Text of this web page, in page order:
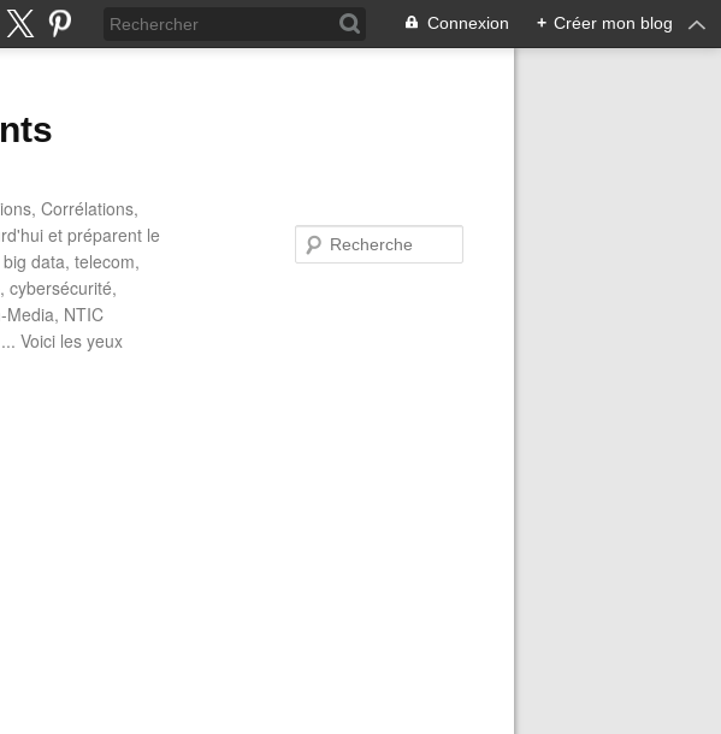
Connexion + Créer mon blog
Corrélations,
et préparent le
data, telecom,
cybersécurité,
Media, NTIC
Voici les yeux